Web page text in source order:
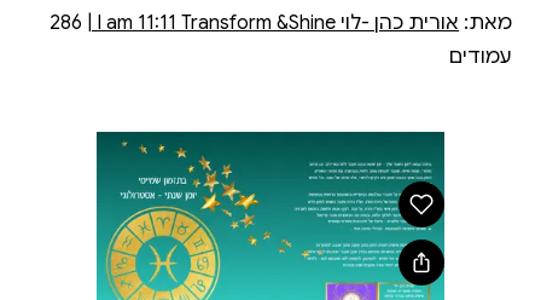
מאת: אורית כהן -לוי I am 11:11 Transform &Shine
| 286
עמודים